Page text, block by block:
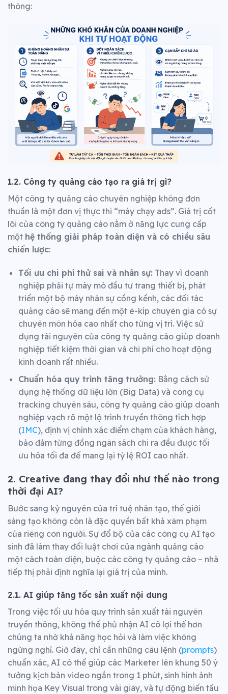
thông:
1.2. Công ty quảng cáo tạo ra giá trị gì?
Một công ty quảng cáo chuyên nghiệp không đơn
thuần là một đơn vị thực thi “máy chạy ads”. Giá trị cốt
lõi của công ty quảng cáo nằm ở năng lực cung cấp
một hệ thống giải pháp toàn diện và có chiều sâu
chiến lược:
Tối ưu chi phí thử sai và nhân sự:Thay vì doanh
nghiệp phải tự mày mò đầu tư trang thiết bị, phát
triển một bộ máy nhân sự cồng kềnh, các đối tác
quảng cáo sẽ mang đến một ê-kíp chuyên gia có sự
chuyên môn hóa cao nhất cho từng vị trí. Việc sử
dụng tài nguyên của công ty quảng cáo giúp doanh
nghiệp tiết kiệm thời gian và chi phí cho hoạt động
kinh doanh rất nhiều.
Chuẩn hóa quy trình tăng trưởng:Bằng cách sử
dụng hệ thống dữ liệu lớn (Big Data) và công cụ
tracking chuyên sâu, công ty quảng cáo giúp doanh
nghiệp vạch rõ một lộ trình truyền thông tích hợp
(IMC), định vị chính xác điểm chạm của khách hàng,
bảo đảm từng đồng ngân sách chi ra đều được tối
ưu hóa tối đa để mang lại tỷ lệ ROI cao nhất.
2. Creative đang thay đổi như thế nào trong
thời đại AI?
Bước sang kỷ nguyên của trí tuệ nhân tạo, thế giới
sáng tạo không còn là đặc quyền bất khả xâm phạm
của riêng con người. Sự đổ bộ của các công cụ AI tạo
sinh đã làm thay đổi luật chơi của ngành quảng cáo
một cách toàn diện, buộc các công ty quảng cáo – nhà
tiếp thị phải định nghĩa lại giá trị của mình.
2.1. AI giúp tăng tốc sản xuất nội dung
Trong việc tối ưu hóa quy trình sản xuất tài nguyên
truyền thông, không thể phủ nhận AI có lợi thế hơn
chúng ta nhờ khả năng học hỏi và làm việc không
ngừng nghỉ. Giờ đây, chỉ cần những câu lệnh (prompts)
chuẩn xác, AI có thể giúp các Marketer lên khung 50 ý
tưởng kịch bản video ngắn trong 1 phút, sinh hình ảnh
minh họa Key Visual trong vài giây, và tự động biến tấu